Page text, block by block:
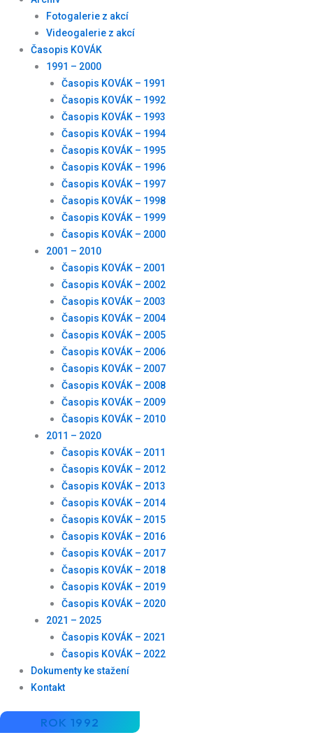
Fotogalerie z akcí
Videogalerie z akcí
Časopis KOVÁK
1991 – 2000
Časopis KOVÁK – 1991
Časopis KOVÁK – 1992
Časopis KOVÁK – 1993
Časopis KOVÁK – 1994
Časopis KOVÁK – 1995
Časopis KOVÁK – 1996
Časopis KOVÁK – 1997
Časopis KOVÁK – 1998
Časopis KOVÁK – 1999
Časopis KOVÁK – 2000
2001 – 2010
Časopis KOVÁK – 2001
Časopis KOVÁK – 2002
Časopis KOVÁK – 2003
Časopis KOVÁK – 2004
Časopis KOVÁK – 2005
Časopis KOVÁK – 2006
Časopis KOVÁK – 2007
Časopis KOVÁK – 2008
Časopis KOVÁK – 2009
Časopis KOVÁK – 2010
2011 – 2020
Časopis KOVÁK – 2011
Časopis KOVÁK – 2012
Časopis KOVÁK – 2013
Časopis KOVÁK – 2014
Časopis KOVÁK – 2015
Časopis KOVÁK – 2016
Časopis KOVÁK – 2017
Časopis KOVÁK – 2018
Časopis KOVÁK – 2019
Časopis KOVÁK – 2020
2021 – 2025
Časopis KOVÁK – 2021
Časopis KOVÁK – 2022
Dokumenty ke stažení
Kontakt
ROK 1992